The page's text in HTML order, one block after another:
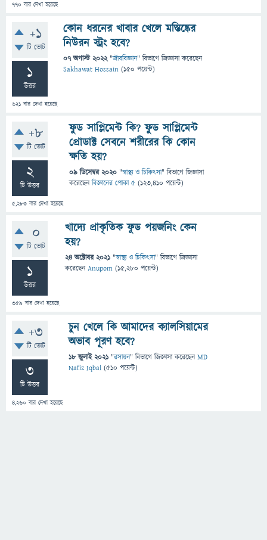
770 বার দেখা হয়েছে
+1
টি ভোট
1
উত্তর
621 বার দেখা হয়েছে
কোন ধরনের খাবার খেলে মস্তিষ্কের
নিউরন স্ট্রং হবে?
07 অগাস্ট 2022 "জীববিজ্ঞান" বিভাগে জিজ্ঞাসাকরেছেন
Sakhawat Hossain (150 পয়েন্ট)
+8
টি ভোট
2
টি উত্তর
5,283 বার দেখা হয়েছে
ফুড সাপ্লিমেন্ট কি? ফুড সাপ্লিমেন্ট
প্রোডাক্ট সেবনে শরীরের কি কোন
ক্ষতি হয়?
09 ডিসেম্বর 2020 "স্বাস্থ্য ও চিকিৎসা" বিভাগে জিজ্ঞাসা
করেছেনবিজ্ঞানের পোকা ৫ (123,410 পয়েন্ট)
0
টি ভোট
1
উত্তর
359 বার দেখা হয়েছে
খাদ্যে প্রাকৃতিক ফুড পয়জনিং কেন
হয়?
24 অক্টোবর 2021 "স্বাস্থ্য ও চিকিৎসা" বিভাগে জিজ্ঞাসা
করেছেনAnupom (15,280 পয়েন্ট)
+3
টি ভোট
3
টি উত্তর
4,260 বার দেখা হয়েছে
চুন খেলে কি আমাদের ক্যালসিয়ামের
অভাব পূরণ হবে?
18 জুলাই 2021 "রসায়ন" বিভাগে জিজ্ঞাসাকরেছেনMD
Nafiz Iqbal (510 পয়েন্ট)